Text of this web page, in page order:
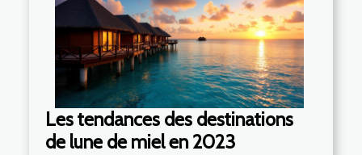
Les tendances des destinations
de lune de miel en 2023